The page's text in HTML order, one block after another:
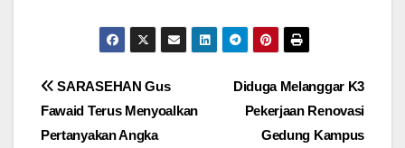
Navigasi
pos
Diduga Melanggar K3
Pekerjaan Renovasi
Gedung Kampus
SARASEHAN Gus
Fawaid Terus Menyoalkan
Pertanyakan Angka